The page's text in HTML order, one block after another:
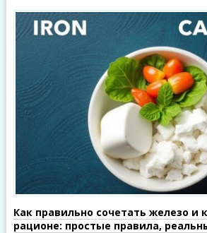
Как правильно сочетать железо и
рационе: простые правила,